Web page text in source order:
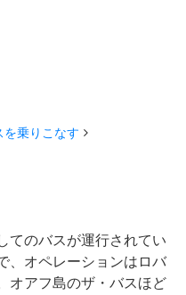
を乗りこなす
てのバスが運行されてい
、オペレーションはロバ
オアフ島のザ・バスほど